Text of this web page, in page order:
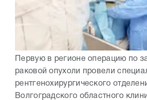
Первую в регионе операцию по
раковой опухоли провели
рентгенохирургического
Волгоградского областного